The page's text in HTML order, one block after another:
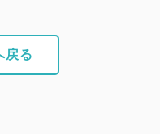
ださい。
戻る